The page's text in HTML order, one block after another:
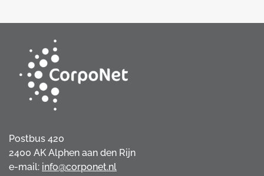
Postbus 420
2400 AK Alphen aan den Rijn
e-mail: info@corponet.nl